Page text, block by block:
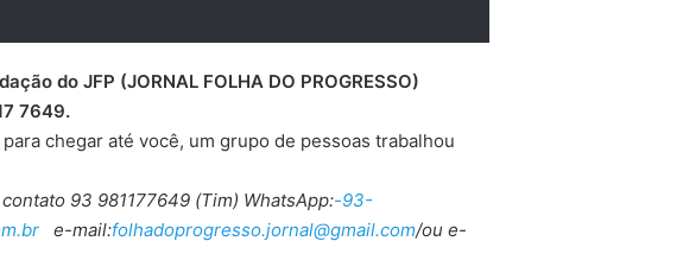
do JFP (JORNAL FOLHA DO PROGRESSO)
7649.
chegar até você, um grupo de pessoas trabalhou
93 981177649 (Tim) WhatsApp:-93-
e-mail:folhadoprogresso.jornal@gmail.com/ou e-